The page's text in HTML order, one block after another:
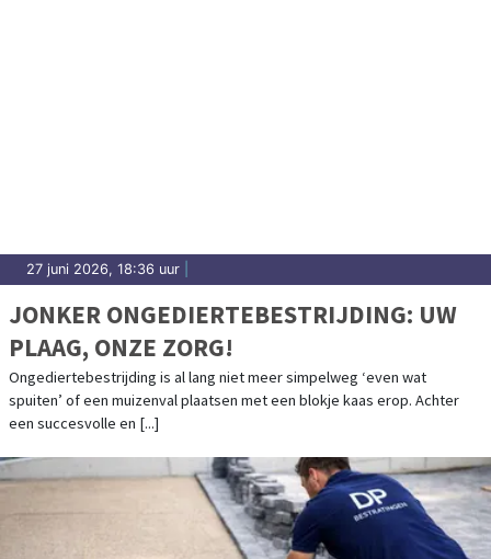
27 juni 2026, 18:36 uur
JONKER ONGEDIERTEBESTRIJDING: UW
PLAAG, ONZE ZORG!
Ongediertebestrijding is al lang niet meer simpelweg ‘even wat
spuiten’ of een muizenval plaatsen met een blokje kaas erop. Achter
een succesvolle en [...]